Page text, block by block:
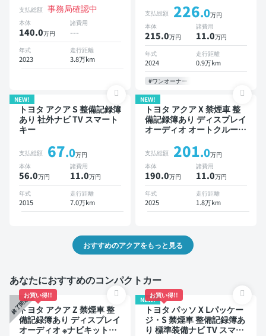
モニター オートクルーズ
スマートキー ETC バック
モニター 全方位カメラ ド
ライブレコーダー 衝突軽減
支払総額 事務局確認中
本体
140.0万円
諸費用
---
年式
2023
走行距離
3.8万km
ートクルーズ スマートキー
ETC バックモニター 全方
位カメラ ドライブレコーダ
ー 衝突軽減
支払総額 226.0万円
本体
215.0万円
諸費用
11.0万円
年式
2024
走行距離
0.9万km
#ワンオーナー
NEW!
トヨタ アクア S 整備記録簿
あり 社外ナビ TV スマート
キー
支払総額 67.0万円
本体
56.0万円
諸費用
11.0万円
年式
2015
走行距離
7.0万km
NEW!
トヨタ アクア X 禁煙車 整
備記録簿あり ディスプレイ
オーディオ オートクルーズ
カメラ ドライブレコーダー
衝突軽減
支払総額 201.0万円
本体
190.0万円
諸費用
11.0万円
年式
2025
走行距離
1.8万km
おすすめのアクアをもっと見る
あなたにおすすめのコンパクトカー
終了間近
お買い得!!
トヨタ アクア Z 禁煙車 整
備記録簿あり ディスプレイ
オーディオ ※ナビキットあ
NEW!
お買い得!!
トヨタ パッソ X Lパッケー
ジ・S 禁煙車 整備記録簿あ
り 標準装備ナビ TV スマー